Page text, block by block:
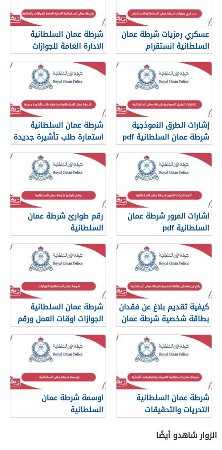
عسكري رمزيات شرطة عمان
السلطانية انستقرام
شرطة عمان السلطانية
الادارة العامة للجوازات
والاقامة
إشارات الطرق النموذجية
شرطة عمان السلطانية pdf
شرطة عمان السلطانية
استمارة طلب تأشيرة جديدة
اشارات المرور شرطة عمان
السلطانية pdf
رقم طوارئ شرطة عمان
السلطانية
كيفية تقديم بلاغ عن فقدان
بطاقة شخصية شرطة عمان
السلطانية
شرطة عمان السلطانية
الجوازات اوقات العمل ورقم
التواصل
شرطة عمان السلطانية
التحريات والتحقيقات
الجنائية
اوسمة شرطة عمان
السلطانية
الزوار شاهدو أيضًا